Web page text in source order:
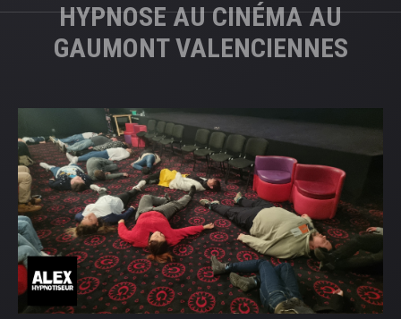
HYPNOSE AU CINÉMA AU
GAUMONT VALENCIENNES